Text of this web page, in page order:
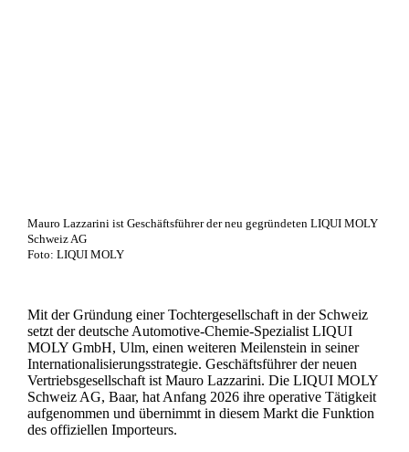
Mauro Lazzarini ist Geschäftsführer der neu gegründeten LIQUI MOLY
Schweiz AG
Foto: LIQUI MOLY
Mit der Gründung einer Tochtergesellschaft in der Schweiz
setzt der deutsche Automotive-Chemie-Spezialist LIQUI
MOLY GmbH, Ulm, einen weiteren Meilenstein in seiner
Internationalisierungsstrategie. Geschäftsführer der neuen
Vertriebsgesellschaft ist Mauro Lazzarini. Die LIQUI MOLY
Schweiz AG, Baar, hat Anfang 2026 ihre operative Tätigkeit
aufgenommen und übernimmt in diesem Markt die Funktion
des offiziellen Importeurs.